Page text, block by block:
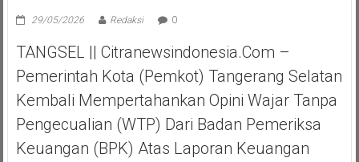
29/05/2026 Redaksi 0
TANGSEL || Citranewsindonesia.com –
Pemerintah Kota (Pemkot) Tangerang Selatan
Kembali Mempertahankan Opini Wajar Tanpa
Pengecualian (WTP) Dari Badan Pemeriksa
Keuangan (BPK) Atas Laporan Keuangan